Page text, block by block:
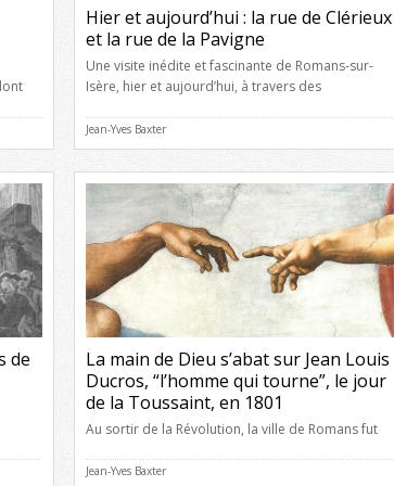
Hier et aujourd’hui : la rue de Clérieux
et la rue de la Pavigne
Une visite inédite et fascinante de Romans-sur-
Isère, hier et aujourd’hui, à travers des
photographies actuelles prises exactement dans
le même cadre ! Hier et aujourd’hui : la rue de
Clérieux et la rue de la Pavigne Cliquez sur l’image
pour l’agrandir
Jean-Yves Baxter
de
La main de Dieu s’abat sur Jean Louis
Ducros, “l’homme qui tourne”, le jour
de la Toussaint, en 1801
Au sortir de la Révolution, la ville de Romans fut
qui ne contribuèrent pas peu à calmer
Jean-Yves Baxter